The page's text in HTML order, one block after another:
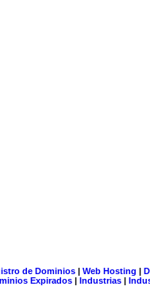
de Dominios| Web Hosting |
Expirados | Industrias |